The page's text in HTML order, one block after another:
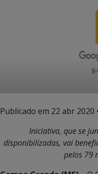
Publicado em 22 abr 2020
Iniciativa, que se
disponibilizadas, vai
pelos 79